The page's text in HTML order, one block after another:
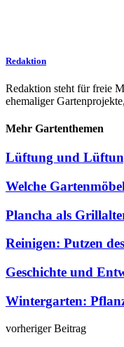
Redaktion
Redaktion steht für freie
ehemaliger
Mehr Gartenthemen
Lüftung und
Welche
Plancha als
Reinigen: Putzen
Geschichte und
Wintergarten:
vorheriger Beitrag